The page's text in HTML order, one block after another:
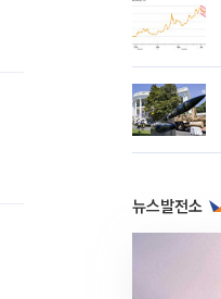
뉴스발전소